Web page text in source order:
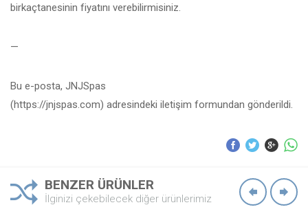
birkaçtanesinin fiyatını verebilirmisiniz.
—
Bu e-posta, JNJSpas
(https://jnjspas.com) adresindeki iletişim formundan gönderildi.
BENZER ÜRÜNLER
İlginizi çekebilecek diğer ürünlerimiz